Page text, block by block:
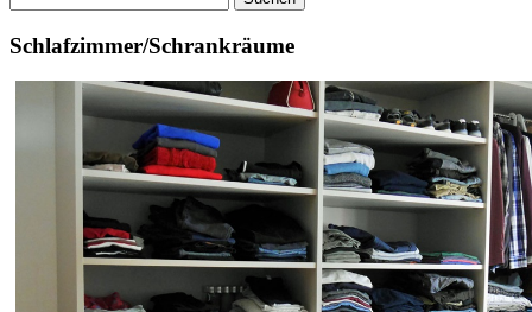
nach:
Schlafzimmer/Schrankräume